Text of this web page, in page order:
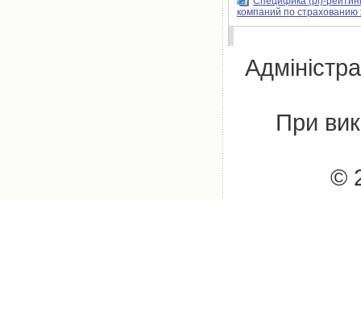
компаний по страхованию
При
©